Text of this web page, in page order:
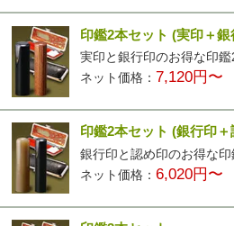
印鑑2本セット(実印＋銀
実印と銀行印のお得な印
ネット価格： 7,120円〜
印鑑2本セット(銀行印＋
銀行印と認め印のお得な
ネット価格：6,020円〜